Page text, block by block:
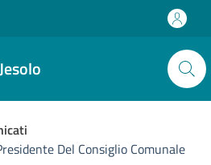
Del Consiglio Comunale